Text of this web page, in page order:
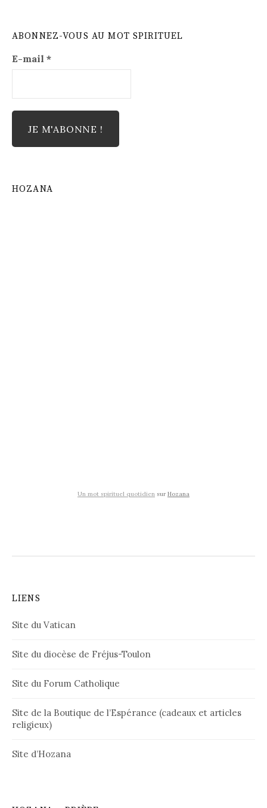
ABONNEZ-VOUS AU MOT SPIRITUEL
E-mail *
HOZANA
Un mot spirituel quotidien surHozana
LIENS
Site du Vatican
Site du diocèse de Fréjus-Toulon
Site du Forum Catholique
Site de la Boutique de l’Espérance (cadeaux et articles
religieux)
Site d’Hozana